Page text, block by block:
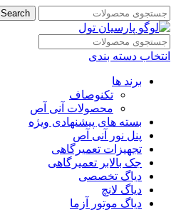
Search
انتخاب دسته بندی
برند ها
تکنوصاف
محصولات آنی آص
بسته های پیشنهادی ویژه
پنل نور آنی آص
تجهیزات تعمیرگاهی
جک بالابر تعمیرگاهی
دیاگ تخصصی
دیاگ لانچ
دیاگ موتور آزما